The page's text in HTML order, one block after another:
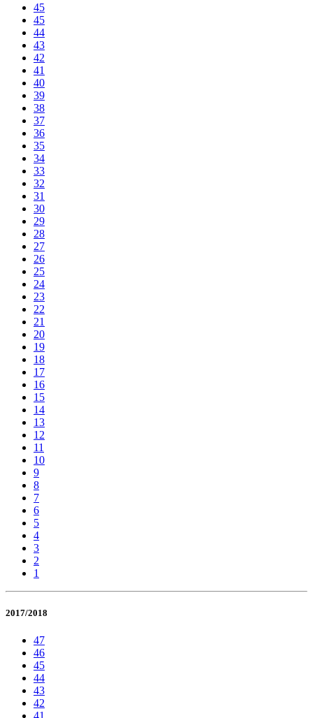
45
45
44
43
42
41
40
39
38
37
36
35
34
33
32
31
30
29
28
27
26
25
24
23
22
21
20
19
18
17
16
15
14
13
12
11
10
9
8
7
6
5
4
3
2
1
2017/2018
47
46
45
44
43
42